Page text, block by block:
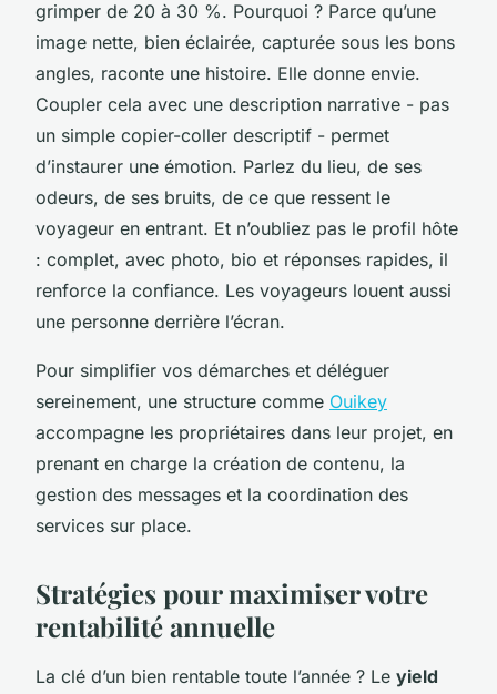
grimper de 20 à 30 %. Pourquoi ? Parce qu’une
image nette, bien éclairée, capturée sous les bons
angles, raconte une histoire. Elle donne envie.
Coupler cela avec une description narrative - pas
un simple copier-coller descriptif - permet
d’instaurer une émotion. Parlez du lieu, de ses
odeurs, de ses bruits, de ce que ressent le
voyageur en entrant. Et n’oubliez pas le profil hôte
: complet, avec photo, bio et réponses rapides, il
renforce la confiance. Les voyageurs louent aussi
une personne derrière l’écran.
Pour simplifier vos démarches et déléguer
sereinement, une structure comme Ouikey
accompagne les propriétaires dans leur projet, en
prenant en charge la création de contenu, la
gestion des messages et la coordination des
services sur place.
Stratégies pour maximiser votre
rentabilité annuelle
La clé d’un bien rentable toute l’année ? Le yield